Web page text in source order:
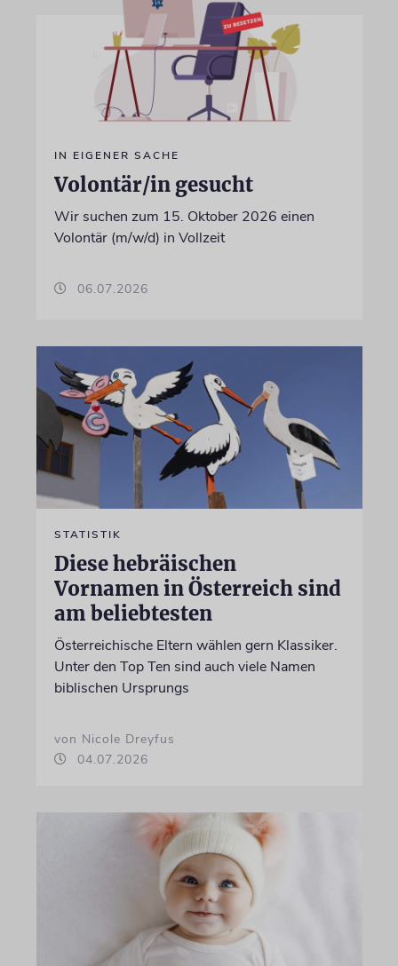
IN EIGENER SACHE
Volontär/in gesucht
Wir suchen zum 15. Oktober 2026 einen
Volontär (m/w/d) in Vollzeit
06.07.2026
STATISTIK
Diese hebräischen
Vornamen in Österreich sind
am beliebtesten
Österreichische Eltern wählen gern Klassiker.
Unter den Top Ten sind auch viele Namen
biblischen Ursprungs
von Nicole Dreyfus
04.07.2026